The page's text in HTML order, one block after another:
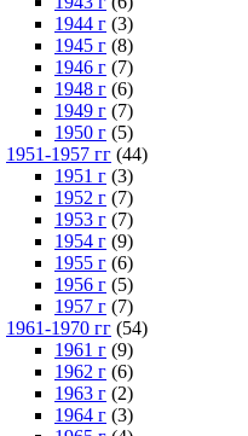
1944 г (3)
1945 г (8)
1946 г (7)
1948 г (6)
1949 г (7)
1950 г (5)
1951-1957 гг (44)
1951 г (3)
1952 г (7)
1953 г (7)
1954 г (9)
1955 г (6)
1956 г (5)
1957 г (7)
1961-1970 гг (54)
1961 г (9)
1962 г (6)
1963 г (2)
1964 г (3)